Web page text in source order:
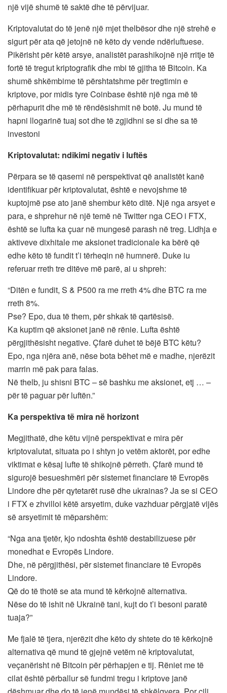
një vijë shumë të saktë dhe të përvijuar.
Kriptovalutat do të jenë një mjet thelbësor dhe një strehë e
sigurt për ata që jetojnë në këto dy vende ndërluftuese.
Pikërisht për këtë arsye, analistët parashikojnë një rritje të
fortë të tregut kriptografik dhe mbi të gjitha të Bitcoin. Ka
shumë shkëmbime të përshtatshme për tregtimin e
kriptove, por midis tyre Coinbase është një nga më të
përhapurit dhe më të rëndësishmit në botë. Ju mund të
hapni llogarinë tuaj sot dhe të zgjidhni se si dhe sa të
investoni
Kriptovalutat: ndikimi negativ i luftës
Përpara se të qasemi në perspektivat që analistët kanë
identifikuar për kriptovalutat, është e nevojshme të
kuptojmë pse ato janë shembur këto ditë. Një nga arsyet e
para, e shprehur në një temë në Twitter nga CEO i FTX,
është se lufta ka çuar në mungesë parash në treg. Lidhja e
aktiveve dixhitale me aksionet tradicionale ka bërë që
edhe këto të fundit t’i tërheqin në humnerë. Duke iu
referuar rreth tre ditëve më parë, ai u shpreh:
“Ditën e fundit, S & P500 ra me rreth 4% dhe BTC ra me
rreth 8%.
Pse? Epo, dua të them, për shkak të qartësisë.
Ka kuptim që aksionet janë në rënie. Lufta është
përgjithësisht negative. Çfarë duhet të bëjë BTC këtu?
Epo, nga njëra anë, nëse bota bëhet më e madhe, njerëzit
marrin më pak para falas.
Në thelb, ju shisni BTC – së bashku me aksionet, etj … –
për të paguar për luftën.”
Ka perspektiva të mira në horizont
Megjithatë, dhe këtu vijnë perspektivat e mira për
kriptovalutat, situata po i shtyn jo vetëm aktorët, por edhe
viktimat e kësaj lufte të shikojnë përreth. Çfarë mund të
sigurojë besueshmëri për sistemet financiare të Evropës
Lindore dhe për qytetarët rusë dhe ukrainas? Ja se si CEO
i FTX e zhvilloi këtë arsyetim, duke vazhduar përgjatë vijës
së arsyetimit të mëparshëm:
“Nga ana tjetër, kjo ndoshta është destabilizuese për
monedhat e Evropës Lindore.
Dhe, në përgjithësi, për sistemet financiare të Evropës
Lindore.
Që do të thotë se ata mund të kërkojnë alternativa.
Nëse do të ishit në Ukrainë tani, kujt do t’i besoni paratë
tuaja?”
Me fjalë të tjera, njerëzit dhe këto dy shtete do të kërkojnë
alternativa që mund të gjejnë vetëm në kriptovalutat,
veçanërisht në Bitcoin për përhapjen e tij. Rëniet me të
cilat është përballur së fundmi tregu i kriptove janë